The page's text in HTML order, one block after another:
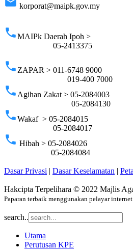
korporat@maipk.gov.my
phoneMAIPk Daerah Ipoh >
05-2413375
phone ZAPAR > 011-6748 9000
019-400 7000
phone Agihan Zakat > 05-2084003
05-2084130
phoneWakaf > 05-2084015
05-2084017
phone Hibah > 05-2084026
05-2084084
Dasar Privasi | Dasar Keselamatan |
Hakcipta Terpelihara © 2022 Majlis
Paparan terbaik menggunakan pelayar
search..
Utama
Perutusan KPE